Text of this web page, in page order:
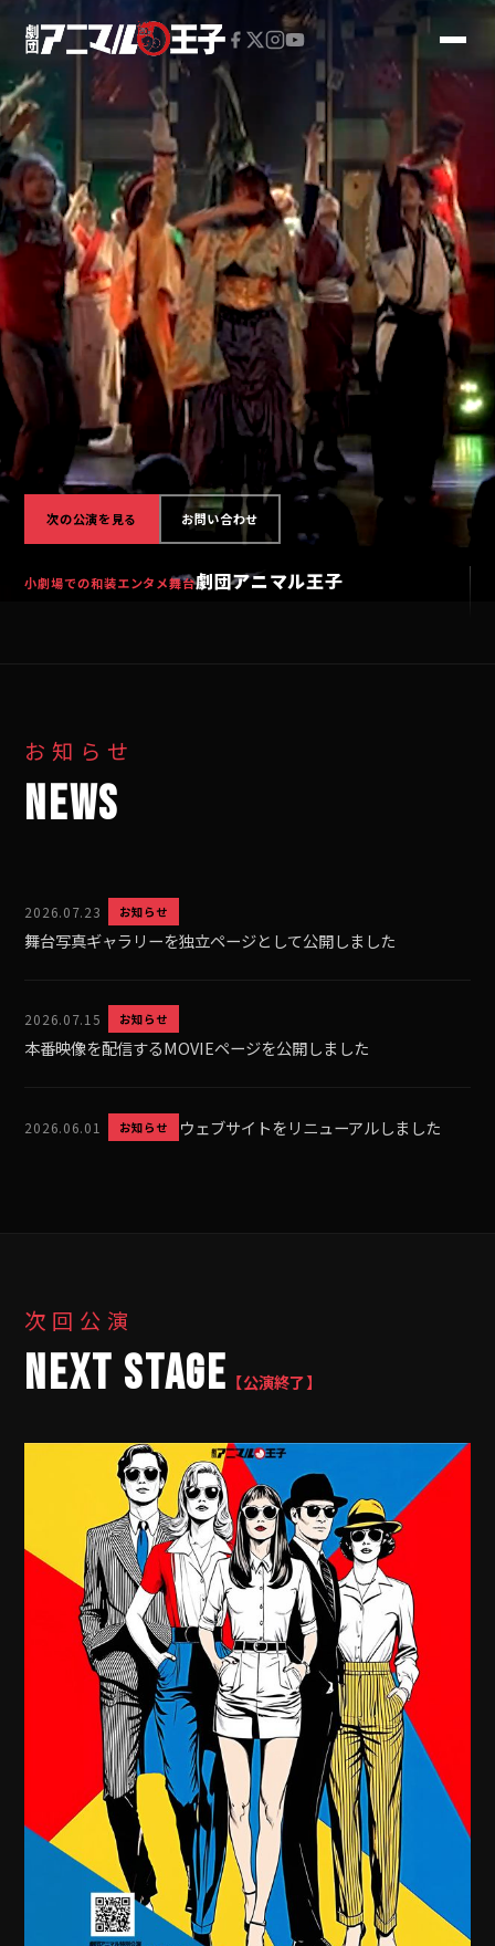
小劇場での和装エンタメ舞台劇団アニマル王子
次の公演を見る お問い合わせ
お知らせ
NEWS
2026.07.23 お知らせ
舞台写真ギャラリーを独立ページとして公開しました
2026.07.15 お知らせ
本番映像を配信するMOVIEページを公開しました
2026.06.01 お知らせ ウェブサイトをリニューアルしました
次回公演
NEXT STAGE 【公演終了】